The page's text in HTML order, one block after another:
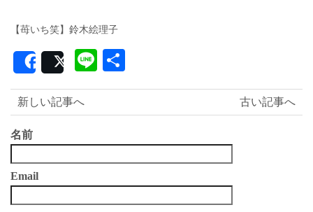
【苺いち笑】鈴木絵理子
SharePost Line
有
古い記事へ
新しい記事へ
名前
Email